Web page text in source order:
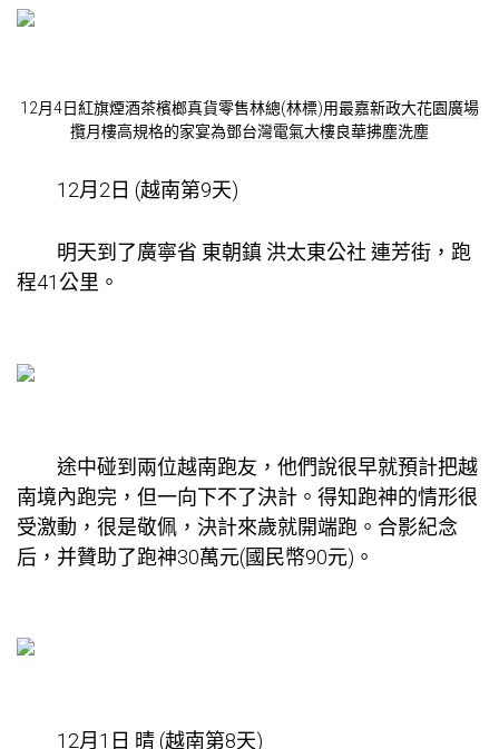
12月4日紅旗煙酒茶檳榔真貨零售林總(林標)用最嘉新政大花園廣場
攬月樓高規格的家宴為鄧台灣電氣大樓良華拂塵洗塵
12月2日 (越南第9天)
明天到了廣寧省 東朝鎮 洪太東公社 連芳街，跑
程41公里。
途中碰到兩位越南跑友，他們說很早就預計把越
南境內跑完，但一向下不了決計。得知跑神的情形很
受激動，很是敬佩，決計來歲就開端跑。合影紀念
后，并贊助了跑神30萬元(國民幣90元)。
12月1日 晴 (越南第8天)